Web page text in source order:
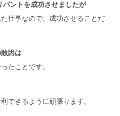
ントを成功させましたが
仕事なので、成功させることだ
因は
たことです。
できるように頑張ります。